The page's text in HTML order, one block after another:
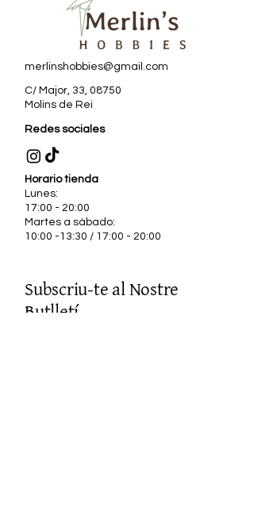
merlinshobbies@gmail.com
C/ Major, 33, 08750
Molins de Rei
Redes sociales
Horario tienda
Lunes:
17:00 - 20:00
Martes a sábado:
10:00 -13:30 / 17:00 - 20:00
Subscriu-te al Nostre
Butlletí